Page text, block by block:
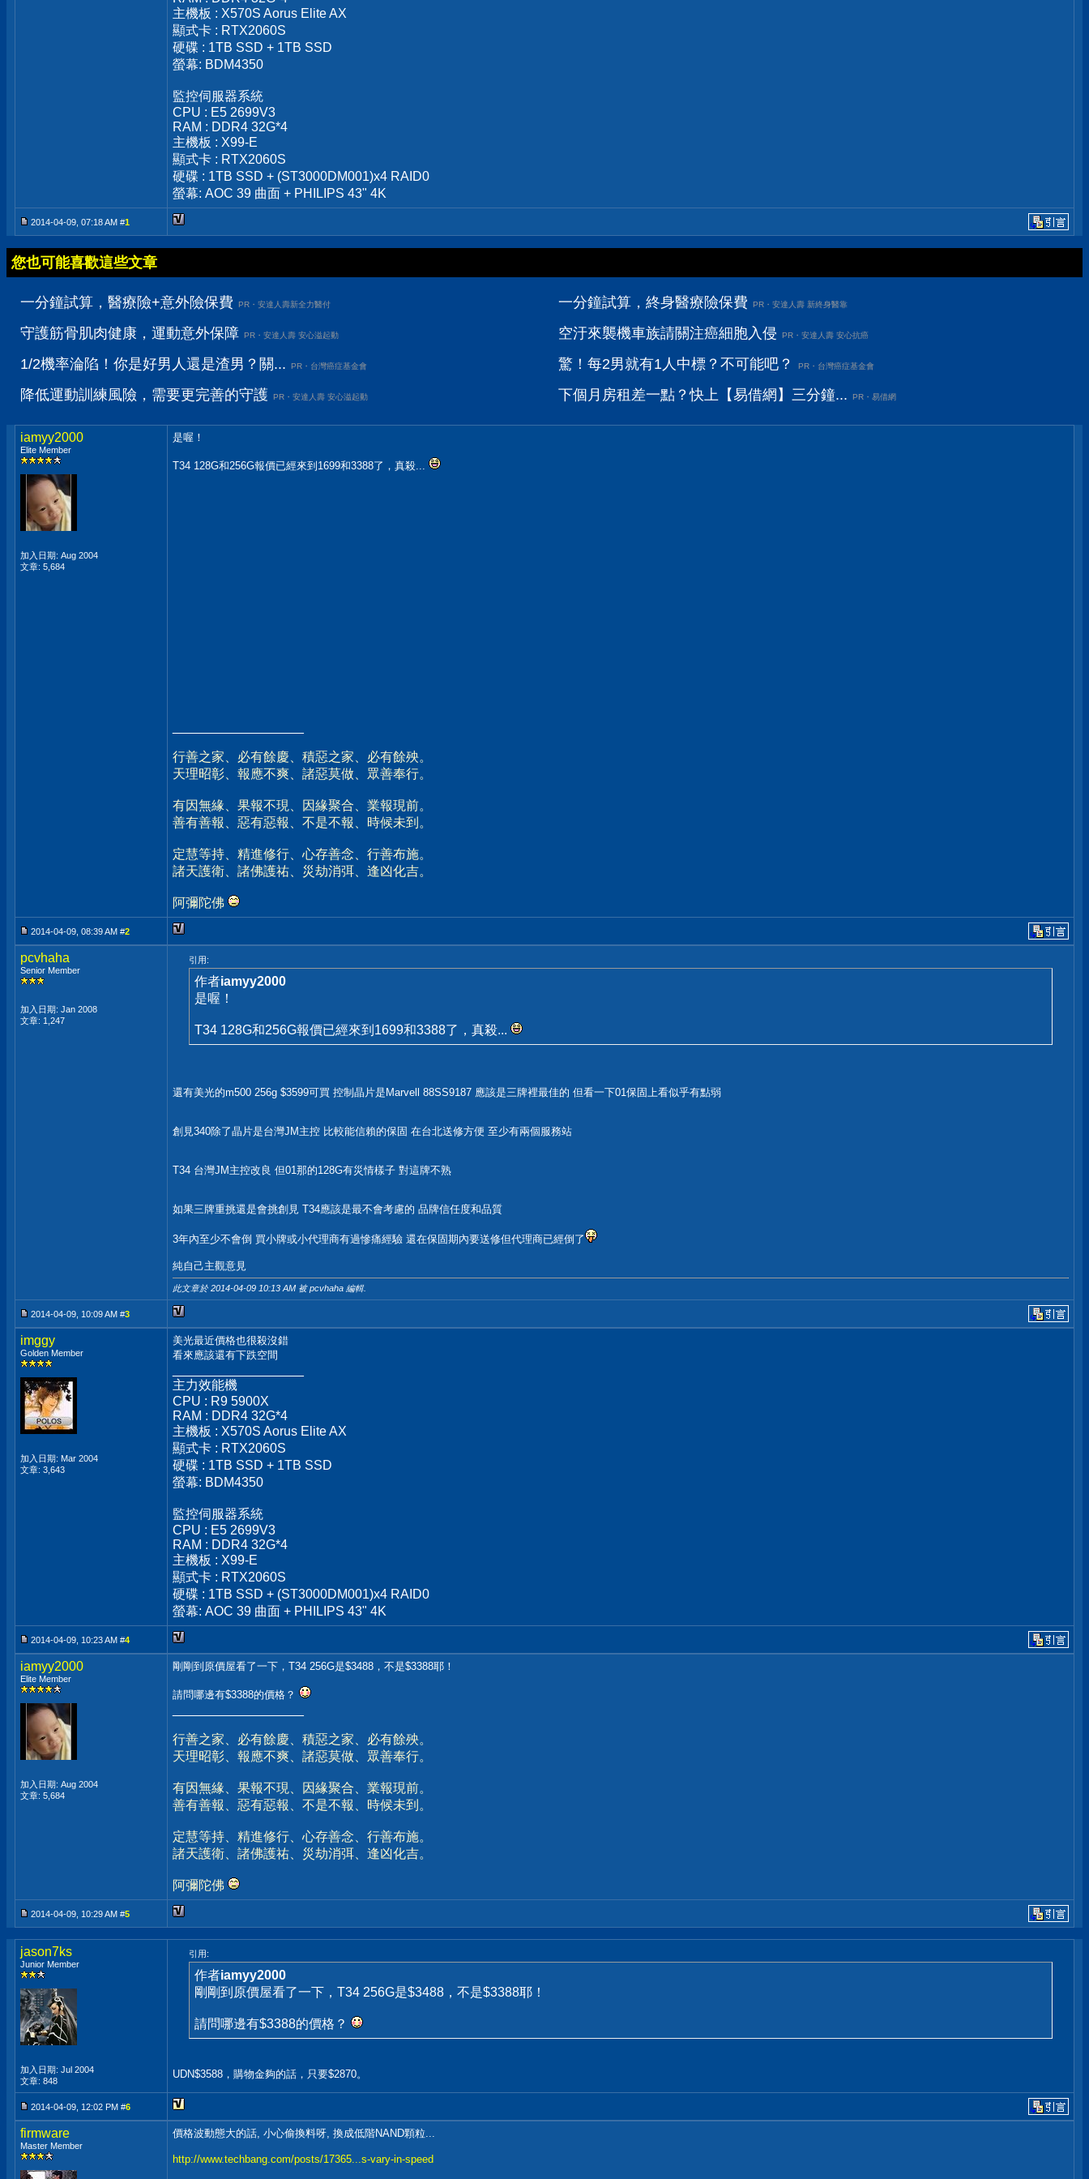
主機板 : X570S Aorus Elite AX
顯式卡 : RTX2060S
硬碟 : 1TB SSD + 1TB SSD
螢幕: BDM4350
監控伺服器系統
CPU : E5 2699V3
RAM : DDR4 32G*4
主機板 : X99-E
顯式卡 : RTX2060S
硬碟 : 1TB SSD + (ST3000DM001)x4 RAID0
螢幕: AOC 39 曲面 + PHILIPS 43" 4K
2014-04-09, 07:18 AM #1
您也可能喜歡這些文章
一分鐘試算，醫療險+意外險保費 PR・安達人壽新全力醫付
守護筋骨肌肉健康，運動意外保障 PR・安達人壽 安心溢起動
1/2機率淪陷！你是好男人還是渣男？關... PR・台灣癌症基金會
降低運動訓練風險，需要更完善的守護 PR・安達人壽 安心溢起動
一分鐘試算，終身醫療險保費 PR・安達人壽 新終身醫靠
空汙來襲機車族請關注癌細胞入侵 PR・安達人壽 安心抗癌
驚！每2男就有1人中標？不可能吧？ PR・台灣癌症基金會
下個月房租差一點？快上【易借網】三分鐘... PR・易借網
iamyy2000
Elite Member
加入日期: Aug 2004
文章: 5,684
是喔！
T34 128G和256G報價已經來到1699和3388了，真殺...
行善之家、必有餘慶、積惡之家、必有餘殃。
天理昭彰、報應不爽、諸惡莫做、眾善奉行。
有因無緣、果報不現、因緣聚合、業報現前。
善有善報、惡有惡報、不是不報、時候未到。
定慧等持、精進修行、心存善念、行善布施。
諸天護衛、諸佛護祐、災劫消弭、逢凶化吉。
阿彌陀佛
2014-04-09, 08:39 AM #2
pcvhaha
Senior Member
加入日期: Jan 2008
文章: 1,247
引用:
作者iamyy2000
是喔！
T34 128G和256G報價已經來到1699和3388了，真殺...
還有美光的m500 256g $3599可買 控制晶片是Marvell 88SS9187 應該是三牌裡最佳的 但看一下01保固上看似乎有點弱
創見340除了晶片是台灣JM主控 比較能信賴的保固 在台北送修方便 至少有兩個服務站
T34 台灣JM主控改良 但01那的128G有災情樣子 對這牌不熟
如果三牌重挑還是會挑創見 T34應該是最不會考慮的 品牌信任度和品質
3年內至少不會倒 買小牌或小代理商有過慘痛經驗 還在保固期內要送修但代理商已經倒了
純自己主觀意見
此文章於 2014-04-09 10:13 AM 被 pcvhaha 編輯.
2014-04-09, 10:09 AM #3
imggy
Golden Member
加入日期: Mar 2004
文章: 3,643
美光最近價格也很殺沒錯
看來應該還有下跌空間
主力效能機
CPU : R9 5900X
RAM : DDR4 32G*4
主機板 : X570S Aorus Elite AX
顯式卡 : RTX2060S
硬碟 : 1TB SSD + 1TB SSD
螢幕: BDM4350
監控伺服器系統
CPU : E5 2699V3
RAM : DDR4 32G*4
主機板 : X99-E
顯式卡 : RTX2060S
硬碟 : 1TB SSD + (ST3000DM001)x4 RAID0
螢幕: AOC 39 曲面 + PHILIPS 43" 4K
2014-04-09, 10:23 AM #4
iamyy2000
Elite Member
加入日期: Aug 2004
文章: 5,684
剛剛到原價屋看了一下，T34 256G是$3488，不是$3388耶！
請問哪邊有$3388的價格？
行善之家、必有餘慶、積惡之家、必有餘殃。
天理昭彰、報應不爽、諸惡莫做、眾善奉行。
有因無緣、果報不現、因緣聚合、業報現前。
善有善報、惡有惡報、不是不報、時候未到。
定慧等持、精進修行、心存善念、行善布施。
諸天護衛、諸佛護祐、災劫消弭、逢凶化吉。
阿彌陀佛
2014-04-09, 10:29 AM #5
jason7ks
Junior Member
加入日期: Jul 2004
文章: 848
引用:
作者iamyy2000
剛剛到原價屋看了一下，T34 256G是$3488，不是$3388耶！
請問哪邊有$3388的價格？
UDN$3588，購物金夠的話，只要$2870。
2014-04-09, 12:02 PM #6
firmware
Master Member
價格波動態大的話, 小心偷換料呀, 換成低階NAND顆粒...
http://www.techbang.com/posts/17365...s-vary-in-speed